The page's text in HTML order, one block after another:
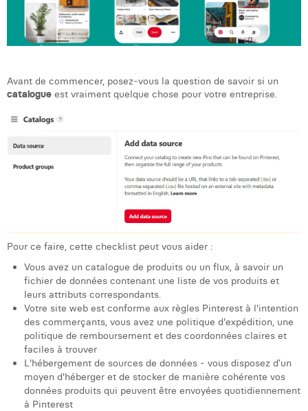
Laura Rooseleer
Laura Verhelst
Leonard Dierickx
Linda Kraim
Lisa Protin
Louis Nassogne
Manon Houppertz
Margaux Marien
Margaux Snakkers
Mathias Segers
Matthias Langenaeker
Avant de commencer, posez-vous la question de savoir si un
catalogue est vraiment quelque chose pour votre entreprise.
Pour ce faire, cette checklist peut vous aider :
Vous avez un catalogue de produits ou un flux, à savoir un
fichier de données contenant une liste de vos produits et
leurs attributs correspondants.
Votre site web est conforme aux règles Pinterest à l'intention
des commerçants, vous avez une politique d'expédition, une
politique de remboursement et des coordonnées claires et
faciles à trouver
L'hébergement de sources de données - vous disposez d’un
moyen d'héberger et de stocker de manière cohérente vos
données produits qui peuvent être envoyées quotidiennement
à Pinterest